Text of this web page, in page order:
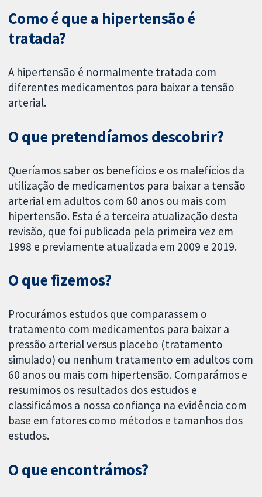
Como é que a hipertensão é
tratada?
A hipertensão é normalmente tratada com
diferentes medicamentos para baixar a tensão
arterial.
O que pretendíamos descobrir?
Queríamos saber os benefícios e os malefícios da
utilização de medicamentos para baixar a tensão
arterial em adultos com 60 anos ou mais com
hipertensão. Esta é a terceira atualização desta
revisão, que foi publicada pela primeira vez em
1998 e previamente atualizada em 2009 e 2019.
O que fizemos?
Procurámos estudos que comparassem o
tratamento com medicamentos para baixar a
pressão arterial versus placebo (tratamento
simulado) ou nenhum tratamento em adultos com
60 anos ou mais com hipertensão. Comparámos e
resumimos os resultados dos estudos e
classificámos a nossa confiança na evidência com
base em fatores como métodos e tamanhos dos
estudos.
O que encontrámos?